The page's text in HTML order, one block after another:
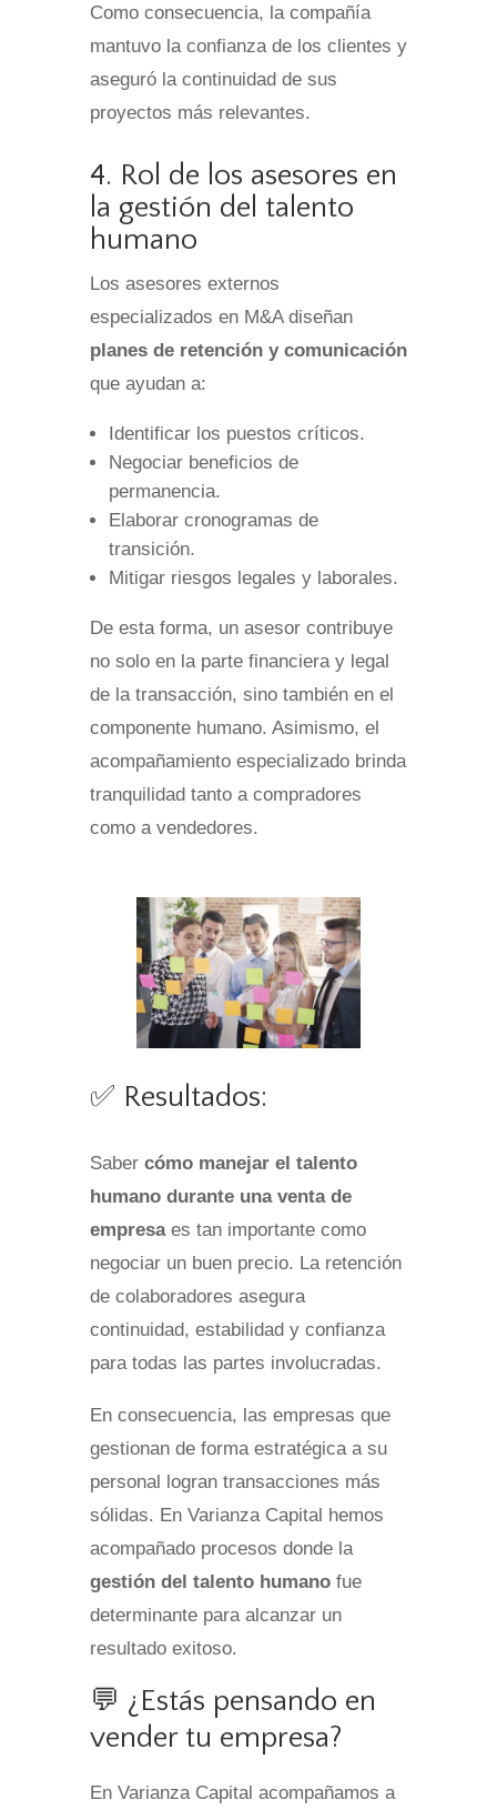
Como consecuencia, la compañía
mantuvo la confianza de los clientes y
aseguró la continuidad de sus
proyectos más relevantes.
4. Rol de los asesores en
la gestión del talento
humano
Los asesores externos
especializados en M&A diseñan
planes de retención y comunicación
que ayudan a:
Identificar los puestos críticos.
Negociar beneficios de
permanencia.
Elaborar cronogramas de
transición.
Mitigar riesgos legales y laborales.
De esta forma, un asesor contribuye
no solo en la parte financiera y legal
de la transacción, sino también en el
componente humano. Asimismo, el
acompañamiento especializado brinda
tranquilidad tanto a compradores
como a vendedores.
✅ Resultados:
Saber cómo manejar el talento
humano durante una venta de
empresaes tan importante como
negociar un buen precio. La retención
de colaboradores asegura
continuidad, estabilidad y confianza
para todas las partes involucradas.
En consecuencia, las empresas que
gestionan de forma estratégica a su
personal logran transacciones más
sólidas. En Varianza Capital hemos
acompañado procesos donde la
gestión del talento humanofue
determinante para alcanzar un
resultado exitoso.
💬 ¿Estás pensando en
vender tu empresa?
En Varianza Capital acompañamos a